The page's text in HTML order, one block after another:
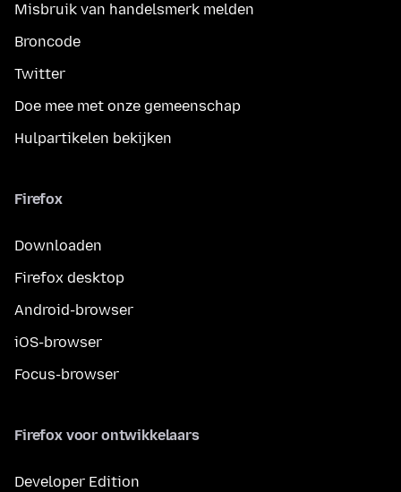
Misbruik van handelsmerk melden
Broncode
Twitter
Doe mee met onze gemeenschap
Hulpartikelen bekijken
Firefox
Downloaden
Firefox desktop
Android-browser
iOS-browser
Focus-browser
Firefox voor ontwikkelaars
Developer Edition